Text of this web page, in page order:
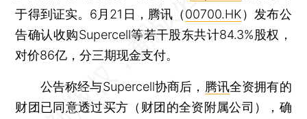
于得到证实。6月21日，腾讯（00700.HK）发布公
告确认收购Supercell等若干股东共计84.3%股权，
对价86亿，分三期现金支付。
公告称经与Supercell协商后， 腾讯全资拥有的
财团已同意透过买方（财团的全资附属公司），确